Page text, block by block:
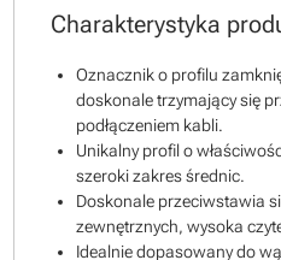
Charakterystyka
Oznacznik o profilu
doskonale trzymający się
podłączeniem kabli.
Unikalny profil o
szeroki zakres średnic.
Doskonale przeciwstawia
zewnętrznych, wysoka
Idealnie dopasowany do